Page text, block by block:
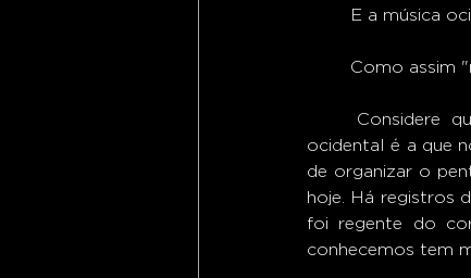
E a música
Como assim
ocidental é a que
de organizar o
hoje. Há registros
foi regente do
conhecemos tem